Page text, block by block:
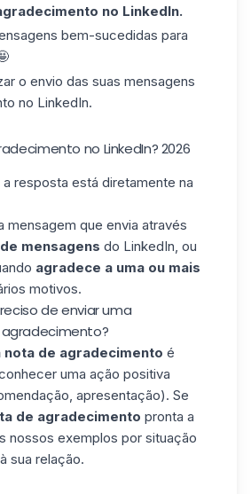
no LinkedIn.
bem-sucedidas para
o envio das suas mensagens
no LinkedIn.
no LinkedIn? 2026
resposta está diretamente na
mensagem que envia através
de mensagens do LinkedIn, ou
agradece a uma ou mais
motivos.
de enviar uma
nota de agradecimento é
uma ação positiva
apresentação). Se
de agradecimento pronta a
nossos exemplos por situação
sua relação.